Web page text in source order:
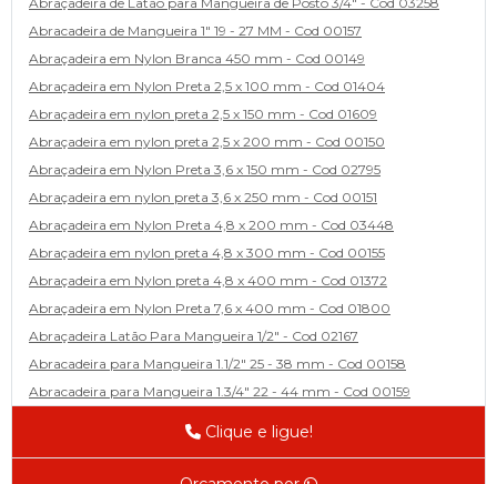
Abracadeira de Mangueira 1" 19 - 27 MM - Cod 00157
Abraçadeira em Nylon Branca 450 mm - Cod 00149
Abraçadeira em Nylon Preta 2,5 x 100 mm - Cod 01404
Abraçadeira em nylon preta 2,5 x 150 mm - Cod 01609
Abraçadeira em nylon preta 2,5 x 200 mm - Cod 00150
Abraçadeira em Nylon Preta 3,6 x 150 mm - Cod 02795
Abraçadeira em nylon preta 3,6 x 250 mm - Cod 00151
Abraçadeira em Nylon Preta 4,8 x 200 mm - Cod 03448
Abraçadeira em nylon preta 4,8 x 300 mm - Cod 00155
Abraçadeira em Nylon preta 4,8 x 400 mm - Cod 01372
Abraçadeira em Nylon Preta 7,6 x 400 mm - Cod 01800
Abraçadeira Latão Para Mangueira 1/2" - Cod 02167
Abracadeira para Mangueira 1.1/2" 25 - 38 mm - Cod 00158
Abracadeira para Mangueira 1.3/4" 22 - 44 mm - Cod 00159
Abracadeira para Mangueira 1/2' 14 - 22 - Cod 02585
Abracadeira para Mangueira 2" 44 - 57 - Cod 02471
Clique e ligue!